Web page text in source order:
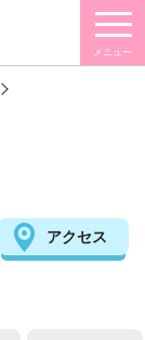
アクセス
メニュー